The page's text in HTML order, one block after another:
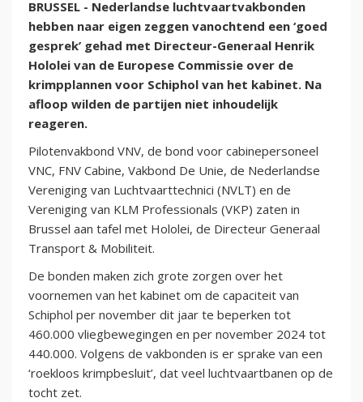
BRUSSEL - Nederlandse luchtvaartvakbonden
hebben naar eigen zeggen vanochtend een ‘goed
gesprek’ gehad met Directeur-Generaal Henrik
Hololei van de Europese Commissie over de
krimpplannen voor Schiphol van het kabinet. Na
afloop wilden de partijen niet inhoudelijk
reageren.
Pilotenvakbond VNV, de bond voor cabinepersoneel
VNC, FNV Cabine, Vakbond De Unie, de Nederlandse
Vereniging van Luchtvaarttechnici (NVLT) en de
Vereniging van KLM Professionals (VKP) zaten in
Brussel aan tafel met Hololei, de Directeur Generaal
Transport & Mobiliteit.
De bonden maken zich grote zorgen over het
voornemen van het kabinet om de capaciteit van
Schiphol per november dit jaar te beperken tot
460.000 vliegbewegingen en per november 2024 tot
440.000. Volgens de vakbonden is er sprake van een
‘roekloos krimpbesluit’, dat veel luchtvaartbanen op de
tocht zet.